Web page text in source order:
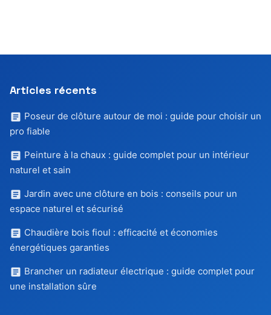
Articles récents
Poseur de clôture autour de moi : guide pour choisir un
pro fiable
Peinture à la chaux : guide complet pour un intérieur
naturel et sain
Jardin avec une clôture en bois : conseils pour un
espace naturel et sécurisé
Chaudière bois fioul : efficacité et économies
énergétiques garanties
Brancher un radiateur électrique : guide complet pour
une installation sûre